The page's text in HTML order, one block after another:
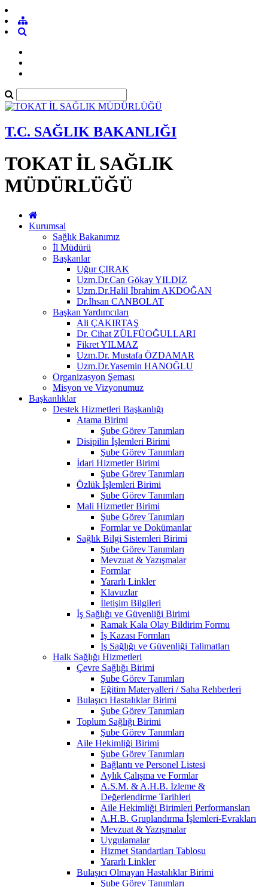
T.C. SAĞLIK BAKANLIĞI
TOKAT İL SAĞLIK
MÜDÜRLÜĞÜ
Kurumsal
Sağlık Bakanımız
İl Müdürü
Başkanlar
Uğur ÇIRAK
Uzm.Dr.Can Gökay YILDIZ
Uzm.Dr.Halil İbrahim AKDOĞAN
Dr.İhsan CANBOLAT
Başkan Yardımcıları
Ali ÇAKIRTAŞ
Dr. Cihat ZÜLFÜOĞULLARI
Fikret YILMAZ
Uzm.Dr. Mustafa ÖZDAMAR
Uzm.Dr.Yasemin HANOĞLU
Organizasyon Şeması
Misyon ve Vizyonumuz
Başkanlıklar
Destek Hizmetleri Başkanlığı
Atama Birimi
Şube Görev Tanımları
Disipilin İşlemleri Birimi
Şube Görev Tanımları
İdari Hizmetler Birimi
Şube Görev Tanımları
Özlük İşlemleri Birimi
Şube Görev Tanımları
Mali Hizmetler Birimi
Şube Görev Tanımları
Formlar ve Dokümanlar
Sağlık Bilgi Sistemleri Birimi
Şube Görev Tanımları
Mevzuat & Yazışmalar
Formlar
Yararlı Linkler
Klavuzlar
İletişim Bilgileri
İş Sağlığı ve Güvenliği Birimi
Ramak Kala Olay Bildirim Formu
İş Kazası Formları
İş Sağlığı ve Güvenliği Talimatları
Halk Sağlığı Hizmetleri
Çevre Sağlığı Birimi
Şube Görev Tanımları
Eğitim Materyalleri / Saha Rehberleri
Bulaşıcı Hastalıklar Birimi
Şube Görev Tanımları
Toplum Sağlığı Birimi
Şube Görev Tanımları
Aile Hekimliği Birimi
Şube Görev Tanımları
Bağlantı ve Personel Listesi
Aylık Çalışma ve Formlar
A.S.M. & A.H.B. İzleme &
Değerlendirme Tarihleri
Aile Hekimliği Birimleri Performansları
A.H.B. Gruplandırma İşlemleri-Evrakları
Mevzuat & Yazışmalar
Uygulamalar
Hizmet Standartları Tablosu
Yararlı Linkler
Bulaşıcı Olmayan Hastalıklar Birimi
Şube Görev Tanımları